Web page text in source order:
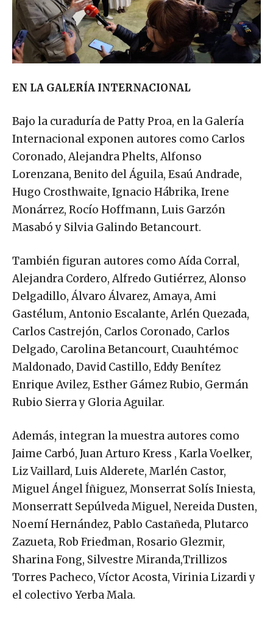
EN LA GALERÍA INTERNACIONAL
Bajo la curaduría de Patty Proa, en la Galería
Internacional exponen autores como Carlos
Coronado, Alejandra Phelts, Alfonso
Lorenzana, Benito del Águila, Esaú Andrade,
Hugo Crosthwaite, Ignacio Hábrika, Irene
Monárrez, Rocío Hoffmann, Luis Garzón
Masabó y Silvia Galindo Betancourt.
También figuran autores como Aída Corral,
Alejandra Cordero, Alfredo Gutiérrez, Alonso
Delgadillo, Álvaro Álvarez, Amaya, Ami
Gastélum, Antonio Escalante, Arlén Quezada,
Carlos Castrejón, Carlos Coronado, Carlos
Delgado, Carolina Betancourt, Cuauhtémoc
Maldonado, David Castillo, Eddy Benítez
Enrique Avilez, Esther Gámez Rubio, Germán
Rubio Sierra y Gloria Aguilar.
Además, integran la muestra autores como
Jaime Carbó, Juan Arturo Kress , Karla Voelker,
Liz Vaillard, Luis Alderete, Marlén Castor,
Miguel Ángel Íñiguez, Monserrat Solís Iniesta,
Monserratt Sepúlveda Miguel, Nereida Dusten,
Noemí Hernández, Pablo Castañeda, Plutarco
Zazueta, Rob Friedman, Rosario Glezmir,
Sharina Fong, Silvestre Miranda,Trillizos
Torres Pacheco, Víctor Acosta, Virinia Lizardi y
el colectivo Yerba Mala.